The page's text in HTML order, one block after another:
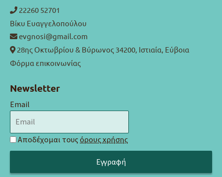
22260 52701
Βίκυ Ευαγγελοπούλου
evgnosi@gmail.com
28ης Οκτωβρίου & Βύρωνος 34200, Ιστιαία, Εύβοια
Φόρμα επικοινωνίας
Newsletter
Email
Αποδέχομαι τους όρους χρήσης